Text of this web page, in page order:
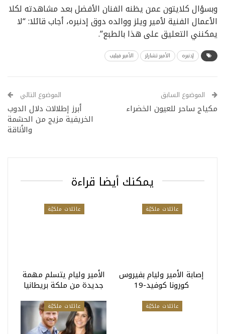
وبسؤال كلايتون عمن يظنه الفنان الأفضل بعد مشاهدته لكلا
الأعمال الفنية لأمير ويلز ووالده دوق إدنبره، أجاب قائلا: “لا
يمكنني التعليق على هذا بالطبع”.
إدنبره الأمير تشارلز الأمير فيليب
الموضوع السابق
مكياج ساحر للعيون الخضراء
الموضوع التالي
أبرز إطلالات دلال الدوب
الخريفية مزيج من الحشمة
والأناقة
يمكنك أيضا قراءة
عائلات ملكيّة
إصابة الأمير وليام بفيروس
كورونا كوفيد-19
عائلات ملكيّة
الأمير وليام يتسلم مهمة
جديدة من ملكة بريطانيا
عائلات ملكيّة عائلات ملكيّة